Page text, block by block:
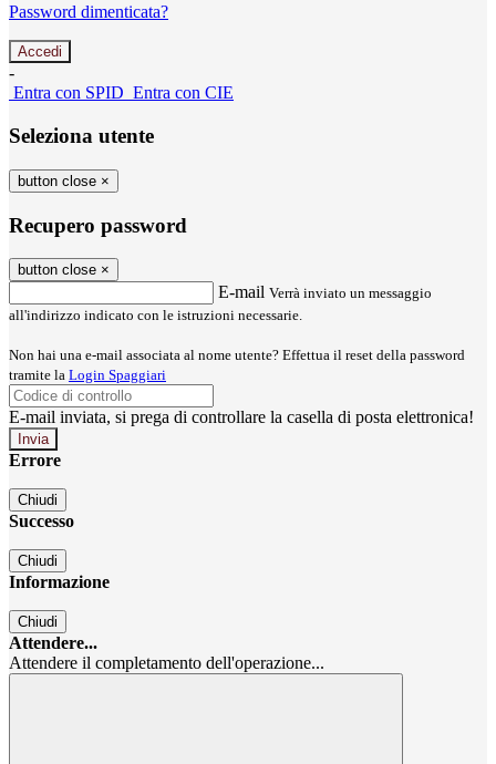
Password dimenticata?
-
Entra con SPID Entra con CIE
Seleziona utente
button close ×
Recupero password
button close ×
E-mail Verrà inviato un messaggio
all'indirizzo indicato con le istruzioni necessarie.
Non hai una e-mail associata al nome utente? Effettua il reset della password
tramite la Login Spaggiari
E-mail inviata, si prega di controllare la casella di posta elettronica!
Errore
Chiudi
Successo
Chiudi
Informazione
Chiudi
Attendere...
Attendere il completamento dell'operazione...